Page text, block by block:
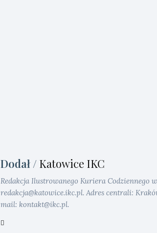
Dodał / Katowice IKC
Redakcja Ilustrowanego Kuriera Codziennego
redakcja@katowice.ikc.pl. Adres centrali:
mail: kontakt@ikc.pl.